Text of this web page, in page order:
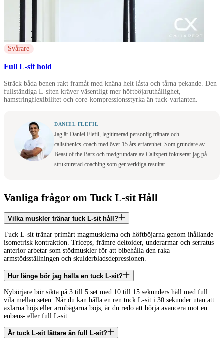
Svårare
Full L-sit hold
Sträck båda benen rakt framåt med knäna helt låsta och tårna pekande. Den
fullständiga L-siten kräver väsentligt mer höftböjaruthållighet,
hamstringflexibilitet och core-kompressionsstyrka än tuck-varianten.
DANIEL FLEFIL
Jag är Daniel Flefil, legitimerad personlig tränare och
calisthenics-coach med över 15 års erfarenhet. Som grundare av
Beast of the Barz och medgrundare av Calixpert fokuserar jag på
strukturerad coaching som ger verkliga resultat.
Vanliga frågor om Tuck L-sit Håll
Vilka muskler tränar tuck L-sit håll?
Tuck L-sit tränar primärt magmusklerna och höftböjarna genom ihållande
isometrisk kontraktion. Triceps, främre deltoider, underarmar och serratus
anterior arbetar som stödmuskler för att bibehålla den raka
armstödsställningen och skulderbladsdepressionen.
Hur länge bör jag hålla en tuck L-sit?
Nybörjare bör sikta på 3 till 5 set med 10 till 15 sekunders håll med full
vila mellan seten. När du kan hålla en ren tuck L-sit i 30 sekunder utan att
axlarna höjs eller armbågarna böjs, är du redo att börja avancera mot en
enbens- eller full L-sit.
Är tuck L-sit lättare än full L-sit?